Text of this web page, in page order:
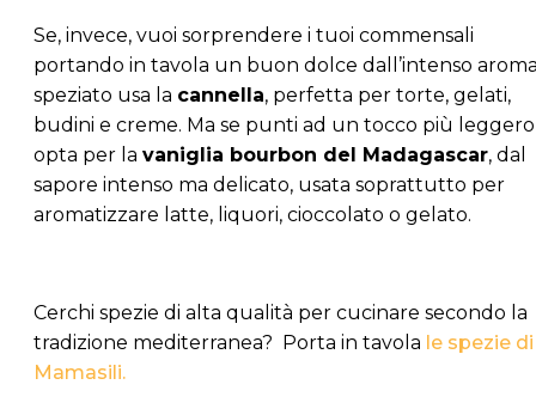
Se, invece, vuoi sorprendere i tuoi commensali
portando in tavola un buon dolce dall’intenso
speziato usa la cannella, perfetta per torte, gelati,
budini e creme. Ma se punti ad un tocco più leggero
opta per la vaniglia bourbon del Madagascar, dal
sapore intenso ma delicato, usata soprattutto per
aromatizzare latte, liquori, cioccolato o gelato.
Cerchi spezie di alta qualità per cucinare secondo la
tradizione mediterranea? Porta in tavola le spezie di
Mamasili.